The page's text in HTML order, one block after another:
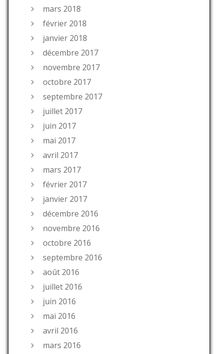
mars 2018
février 2018
janvier 2018
décembre 2017
novembre 2017
octobre 2017
septembre 2017
juillet 2017
juin 2017
mai 2017
avril 2017
mars 2017
février 2017
janvier 2017
décembre 2016
novembre 2016
octobre 2016
septembre 2016
août 2016
juillet 2016
juin 2016
mai 2016
avril 2016
mars 2016